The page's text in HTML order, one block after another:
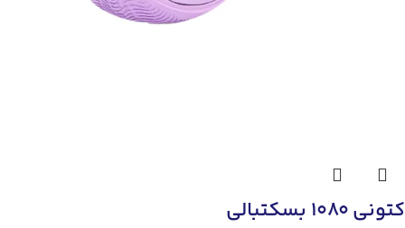
کتونی 1080 بسکتبالي